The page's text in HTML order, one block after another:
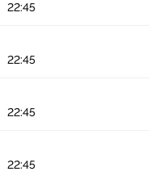
22:45
22:45
22:45
22:45